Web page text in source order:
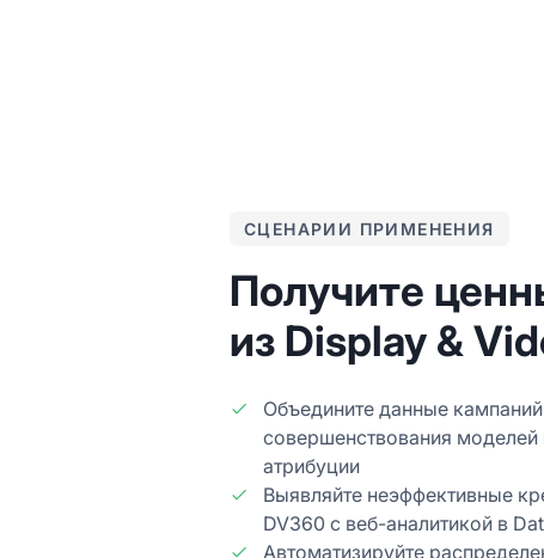
СЦЕНАРИИ ПРИМЕНЕНИЯ
Получите
из Display &
Объедините данные
совершенствования
атрибуции
Выявляйте неэффективные
DV360 с веб-аналитикой в
Автоматизируйте